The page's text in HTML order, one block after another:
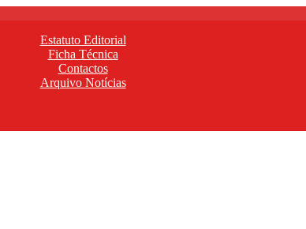
Estatuto Editorial
Ficha Técnica
Contactos
Arquivo Notícias